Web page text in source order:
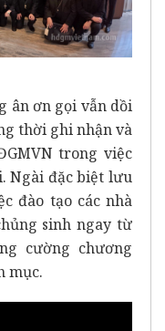
ân ơn gọi vẫn dồi
thời ghi nhận và
trong việc
Ngài đặc biệt lưu
đào tạo các nhà
sinh ngay từ
cường chương
mục.